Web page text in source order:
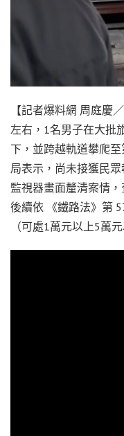
【記者爆料網 周庭慶
左右，1名男子在大批
下，並跨越軌道攀爬
局表示，尚未接獲民
監視器畫面釐清案情
後續依 《鐵路法》第
（可處1萬元以上5萬